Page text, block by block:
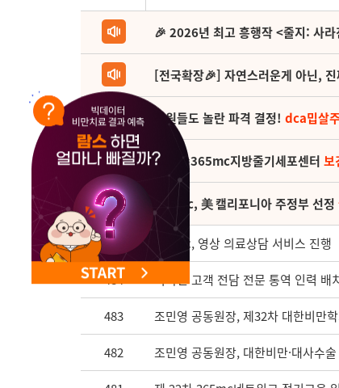
🎉 2026년 최고 흥행작 <줄지: 사
[전국확장🎉] 자연스러운게 아닌,
직원들도 놀란 파격 결정! dca밉살
(축) 🎉365mc지방줄기세포센터 보
365mc, 美 캘리포니아 주정부 선정
485 365mc, 영상 의료상담 서비스 진행
484 외국인 고객 전담 전문 통역 인력 배
483 조민영 공동원장, 제32차 대한비만
482 조민영 공동원장, 대한비만·대사수